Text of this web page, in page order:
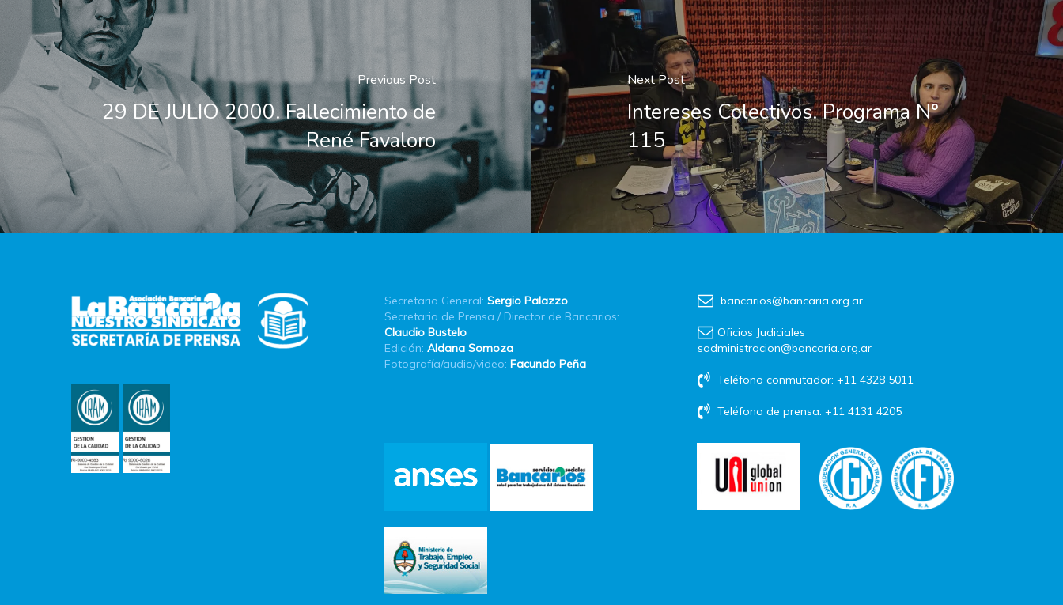
Previous Post
29 DE JULIO 2000. Fallecimiento de
René Favaloro
Next Post
Intereses Colectivos. Programa N°
115
Secretario General: Sergio Palazzo
Secretario de Prensa / Director de Bancarios:
Claudio Bustelo
Edición: Aldana Somoza
Fotografía/audio/video: Facundo Peña
bancarios@bancaria.org.ar
Oficios Judiciales
sadministracion@bancaria.org.ar
Teléfono conmutador: +11 4328 5011
Teléfono de prensa: +11 4131 4205